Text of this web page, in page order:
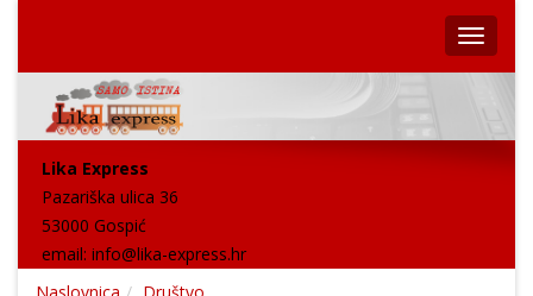
Lika Express
Pazariška ulica 36
53000 Gospić
email: info@lika-express.hr